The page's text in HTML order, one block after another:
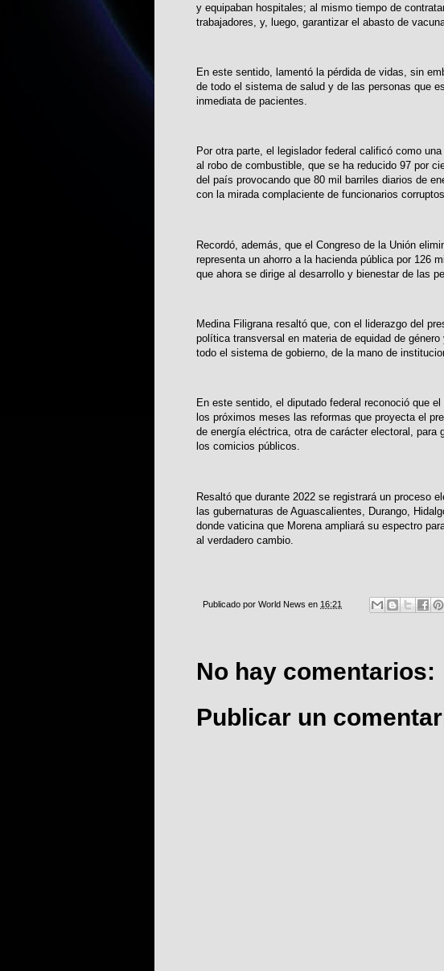
y equipaban hospitales; al mismo tiempo de
trabajadores, y, luego, garantizar el abasto de
En este sentido, lamentó la pérdida de vidas, sin
de todo el sistema de salud y de las personas que
inmediata de pacientes.
Por otra parte, el legislador federal calificó como
al robo de combustible, que se ha reducido 97 por
del país provocando que 80 mil barriles diarios de
con la mirada complaciente de funcionarios
Recordó, además, que el Congreso de la Unión
representa un ahorro a la hacienda pública por 126
que ahora se dirige al desarrollo y bienestar de las
Medina Filigrana resaltó que, con el liderazgo del
política transversal en materia de equidad de
todo el sistema de gobierno, de la mano de
En este sentido, el diputado federal reconoció que
los próximos meses las reformas que proyecta el
de energía eléctrica, otra de carácter electoral, para
los comicios públicos.
Resaltó que durante 2022 se registrará un proceso
las gubernaturas de Aguascalientes, Durango,
donde vaticina que Morena ampliará su espectro
al verdadero cambio.
Publicado por World News en 16:21
No hay comentarios:
Publicar un